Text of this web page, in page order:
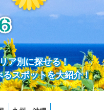
ア別に探せる！
スポットを大紹介！